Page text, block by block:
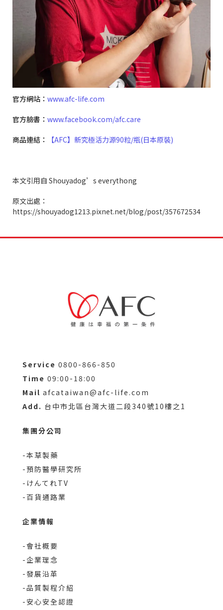
官方網站： www.afc-life.com
官方臉書： www.facebook.com/afc.care
商品連結： 【AFC】新究極活力源90粒/瓶(日本原裝)
本文引用自 Shouyadog’s everythong
原文出處：
https://shouyadog1213.pixnet.net/blog/post/357672534
Service 0800-866-850
Time 09:00-18:00
Mail afcataiwan@afc-life.com
Add. 台中市北區台灣大道二段340號10樓之1
集團分公司
-本草製藥
-預防醫學研究所
-けんてれTV
-百貨通路業
企業情報
-會社概要
-企業理念
-發展沿革
-品質製程介紹
-安心安全認證